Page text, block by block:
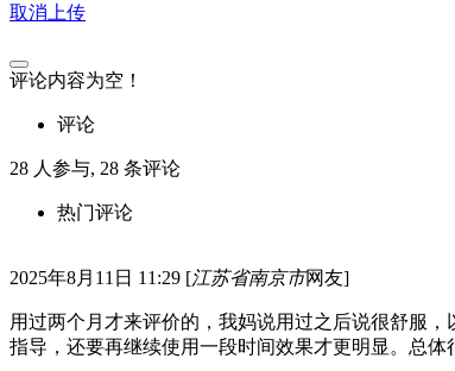
取消上传
评论内容为空！
评论
28 人参与, 28 条评论
热门评论
2025年8月11日 11:29 [江苏省南京市网友]
用过两个月才来评价的，我妈说用过之后说很舒服
指导，还要再继续使用一段时间效果才更明显。总体